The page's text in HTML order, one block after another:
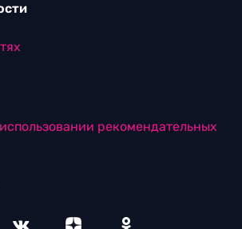
рекомендательных